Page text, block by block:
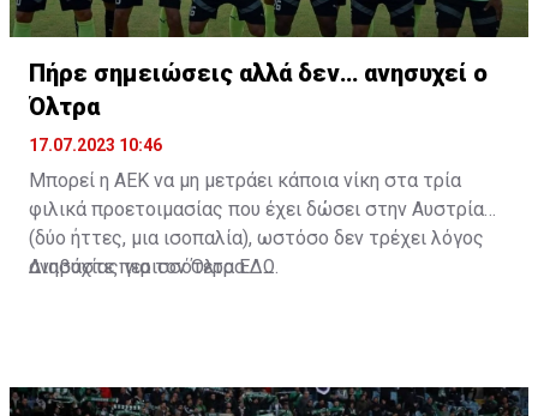
Πήρε σημειώσεις αλλά δεν… ανησυχεί ο
Όλτρα
17.07.2023 10:46
Μπορεί η ΑΕΚ να μη μετράει κάποια νίκη στα τρία
φιλικά προετοιμασίας που έχει δώσει στην Αυστρία
(δύο ήττες, μια ισοπαλία), ωστόσο δεν τρέχει λόγος
ανησυχίας για τον Όλτρα.
Διαβάστε περισσότεραΕΔΩ